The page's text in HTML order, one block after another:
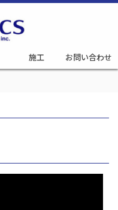
施工
お問い合わせ